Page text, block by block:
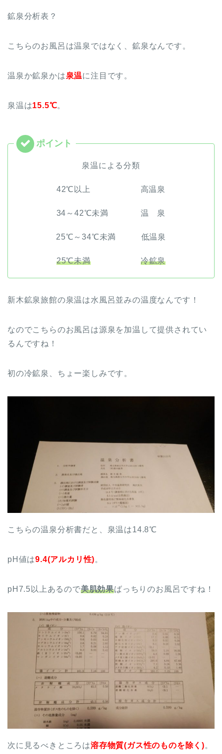
鉱泉分析表？
こちらのお風呂は温泉ではなく、鉱泉なんです。
温泉か鉱泉かは泉温に注目です。
泉温は15.5℃。
泉温による分類
42℃以上 高温泉
34～42℃未満 温 泉
25℃～34℃未満 低温泉
25℃未満 冷鉱泉
新木鉱泉旅館の泉温は水風呂並みの温度なんです！
なのでこちらのお風呂は源泉を加温して提供されてい
るんですね！
初の冷鉱泉、ちょー楽しみです。
こちらの温泉分析書だと、泉温は14.8℃
pH値は9.4(アルカリ性)。
pH7.5以上あるので美肌効果ばっちりのお風呂ですね！
次に見るべきところは溶存物質(ガス性のものを除く)。